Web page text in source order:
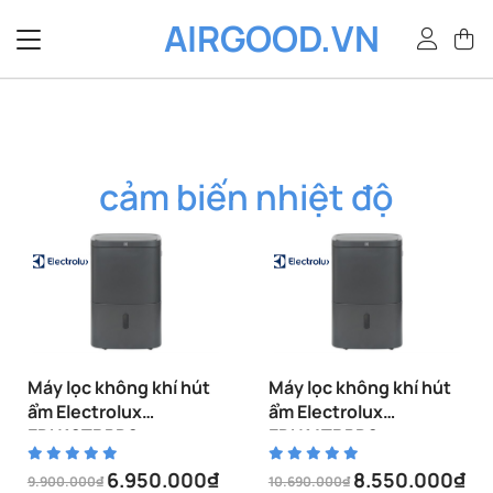
qua
dung
AIRGOOD.VN
cảm biến nhiệt độ
Máy lọc không khí hút
ẩm Electrolux
EDH12TRBD2
9.900.000₫ 6.950.000₫
Máy lọc không khí hút
ẩm Electrolux
EDH14TRBD2
10.690.000₫ 8.550.000₫